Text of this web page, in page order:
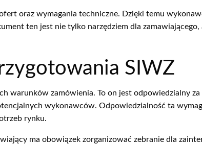
oraz wymagania techniczne. Dzięki temu
ten jest nie tylko narzędziem dla
SIWZ
zamówienia. To on jest odpowiedzialny za
wykonawców. Odpowiedzialność ta
rynku.
ma obowiązek zorganizować zebranie dla